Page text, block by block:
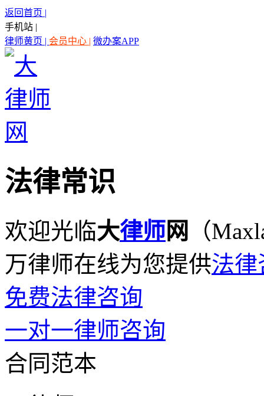
返回首页 |
手机站 |
律师黄页 | 会员中心 | 微办案APP
法律常识
欢迎光临大律师网
（
万律师在线为您提供法律
免费法律咨询
一对一律师咨询
合同范本